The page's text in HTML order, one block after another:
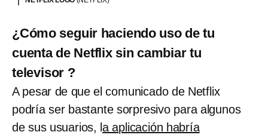
¿Cómo seguir haciendo uso de tu
cuenta de Netflix sin cambiar tu
televisor ?
A pesar de que el comunicado de Netflix
podría ser bastante sorpresivo para algunos
de sus usuarios, la aplicación habría